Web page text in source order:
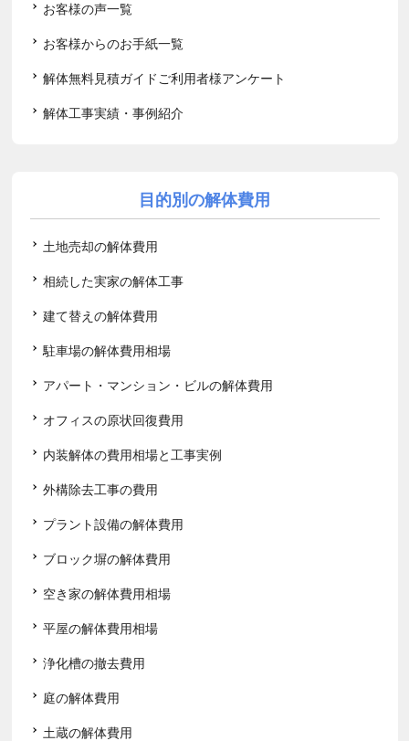
お客様の声一覧
お客様からのお手紙一覧
解体無料見積ガイドご利用者様アンケート
解体工事実績・事例紹介
目的別の解体費用
土地売却の解体費用
相続した実家の解体工事
建て替えの解体費用
駐車場の解体費用相場
アパート・マンション・ビルの解体費用
オフィスの原状回復費用
内装解体の費用相場と工事実例
外構除去工事の費用
プラント設備の解体費用
ブロック塀の解体費用
空き家の解体費用相場
平屋の解体費用相場
浄化槽の撤去費用
庭の解体費用
土蔵の解体費用